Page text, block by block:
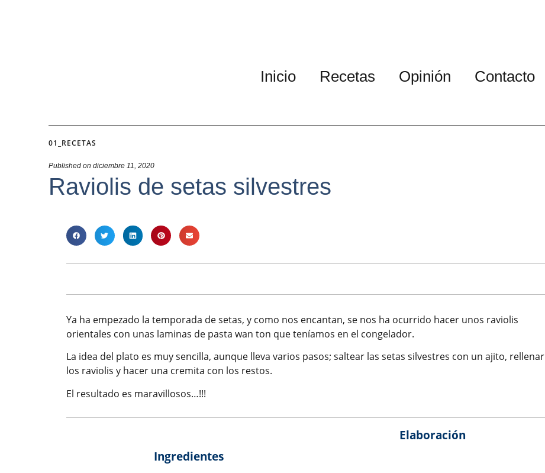
Inicio Recetas Opinión Contacto
01_RECETAS
Published on diciembre 11, 2020
Raviolis de setas silvestres
Ya ha empezado la temporada de setas, y como nos encantan, se nos ha ocurrido hacer unos raviolis
orientales con unas laminas de pasta wan ton que teníamos en el congelador.
La idea del plato es muy sencilla, aunque lleva varios pasos; saltear las setas silvestres con un ajito, rellenar
los raviolis y hacer una cremita con los restos.
El resultado es maravillosos…!!!
Ingredientes
Elaboración